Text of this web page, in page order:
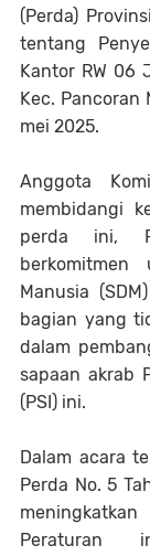
(Perda)
tentang
Kantor RW 06
Kec. Pancoran
mei 2025.
Anggota
membidangi
perda ini,
berkomitmen
Manusia
bagian yang
dalam
sapaan akrab
(PSI) ini.
Dalam acara
Perda No. 5
Peraturan